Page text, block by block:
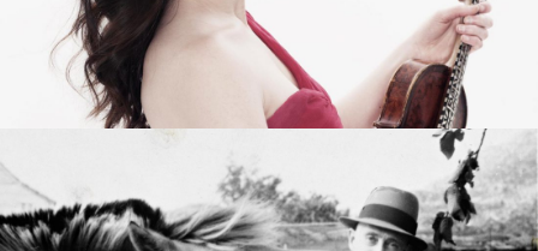
TSOs venner
Bærekraft & samfunn
TSO mot 2030
Opera
Barn & unge
TSO talent
Princess Astrid International Music Competition
Jobbe hos oss
Samarbeidspartnere